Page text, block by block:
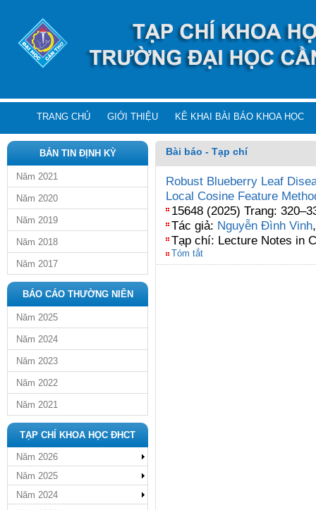
TRANG CHỦ GIỚI THIỆU KÊ KHAI BÀI BÁO KHOA HỌC
BẢN TIN ĐỊNH KỲ
Năm 2021
Năm 2020
Năm 2019
Năm 2018
Năm 2017
BÁO CÁO THƯỜNG NIÊN
Năm 2025
Năm 2024
Năm 2023
Năm 2022
Năm 2021
TẠP CHÍ KHOA HỌC ĐHCT
Năm 2026
Năm 2025
Năm 2024
Bài báo - Tạp chí
Robust Blueberry Leaf
Local Cosine Feature
15648 (2025) Trang:
Tác giả: Nguyễn Đình Vinh
Tạp chí: Lecture Notes in
Tóm tắt